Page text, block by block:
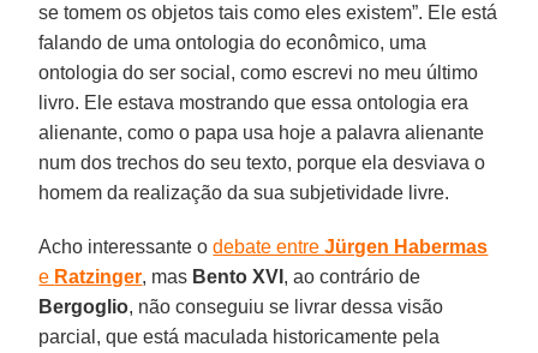
se tomem os objetos tais como eles existem”. Ele está
falando de uma ontologia do econômico, uma
ontologia do ser social, como escrevi no meu último
livro. Ele estava mostrando que essa ontologia era
alienante, como o papa usa hoje a palavra alienante
num dos trechos do seu texto, porque ela desviava o
homem da realização da sua subjetividade livre.
Acho interessante odebate entreJürgen Habermas
e Ratzinger, mas Bento XVI , ao contrário de
Bergoglio, não conseguiu se livrar dessa visão
parcial, que está maculada historicamente pela